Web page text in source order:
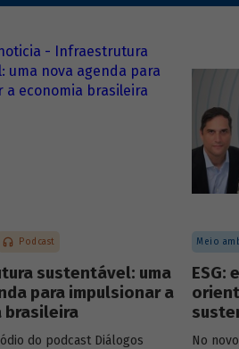
Podcast
sustentável: uma
para impulsionar a
brasileira
do podcast Diálogos
Meio
ESG:
No